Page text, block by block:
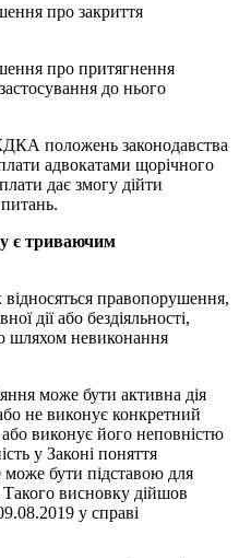
про закриття
про притягнення
до нього
положень законодавства
адвокатами щорічного
дає змогу дійти
є триваючим
правопорушення,
дії або бездіяльності,
шляхом невиконання
може бути активна дія
не виконує конкретний
виконує його неповністю
у Законі поняття
бути підставою для
Такого висновку дійшов
у справі